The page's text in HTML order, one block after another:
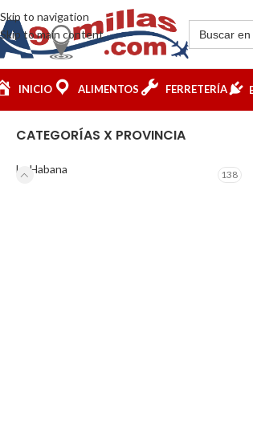
Skip to navigation
Skip to main content
INICIO ALIMENTOS FERRETERÍA
CATEGORÍAS X PROVINCIA
La Habana 138